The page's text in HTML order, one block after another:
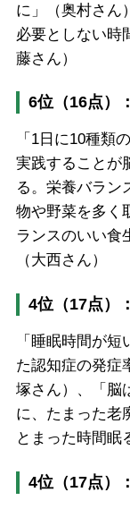
に」（奥村さん
必要としない時
藤さん）
6位（16点）
「1日に10種類
実践することが
る。栄養バラン
物や野菜を多く
ランスのいい食
（大西さん）
4位（17点）
「睡眠時間が
た認知症の発症
塚さん）、「脳
に、たまった老
とまった時間眠
4位（17点）